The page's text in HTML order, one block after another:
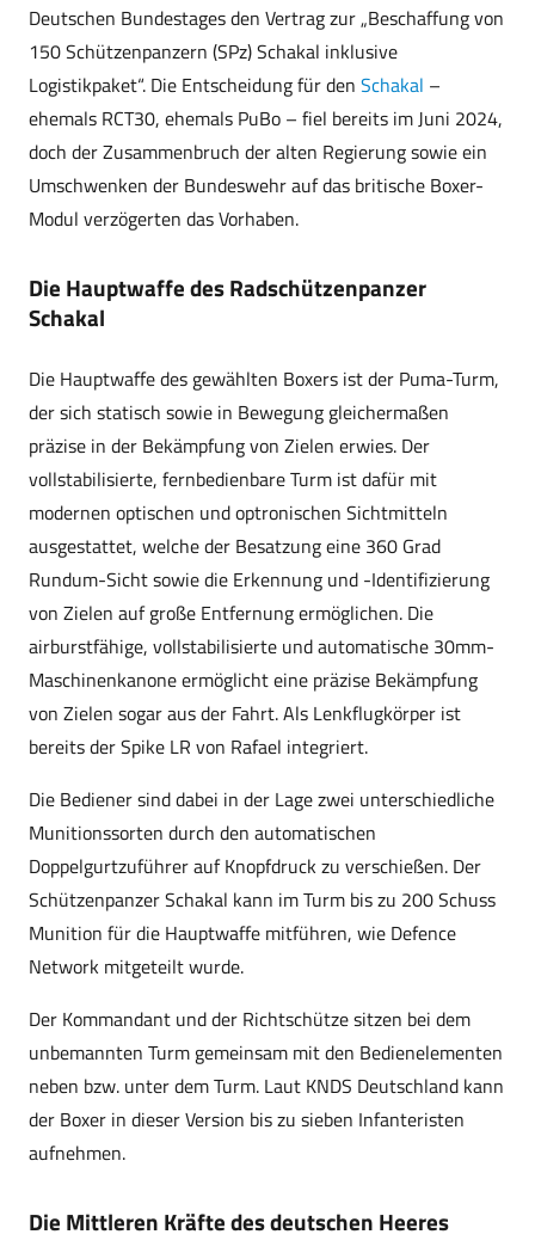
Deutschen Bundestages den Vertrag zur „Beschaffung von
150 Schützenpanzern (SPz) Schakal inklusive
Logistikpaket“. Die Entscheidung für den Schakal –
ehemals RCT30, ehemals PuBo – fiel bereits im Juni 2024,
doch der Zusammenbruch der alten Regierung sowie ein
Umschwenken der Bundeswehr auf das britische Boxer-
Modul verzögerten das Vorhaben.
Die Hauptwaffe des Radschützenpanzer
Schakal
Die Hauptwaffe des gewählten Boxers ist der Puma-Turm,
der sich statisch sowie in Bewegung gleichermaßen
präzise in der Bekämpfung von Zielen erwies. Der
vollstabilisierte, fernbedienbare Turm ist dafür mit
modernen optischen und optronischen Sichtmitteln
ausgestattet, welche der Besatzung eine 360 Grad
Rundum-Sicht sowie die Erkennung und -Identifizierung
von Zielen auf große Entfernung ermöglichen. Die
airburstfähige, vollstabilisierte und automatische 30mm-
Maschinenkanone ermöglicht eine präzise Bekämpfung
von Zielen sogar aus der Fahrt. Als Lenkflugkörper ist
bereits der Spike LR von Rafael integriert.
Die Bediener sind dabei in der Lage zwei unterschiedliche
Munitionssorten durch den automatischen
Doppelgurtzuführer auf Knopfdruck zu verschießen. Der
Schützenpanzer Schakal kann im Turm bis zu 200 Schuss
Munition für die Hauptwaffe mitführen, wie Defence
Network mitgeteilt wurde.
Der Kommandant und der Richtschütze sitzen bei dem
unbemannten Turm gemeinsam mit den Bedienelementen
neben bzw. unter dem Turm. Laut KNDS Deutschland kann
der Boxer in dieser Version bis zu sieben Infanteristen
aufnehmen.
Die Mittleren Kräfte des deutschen Heeres